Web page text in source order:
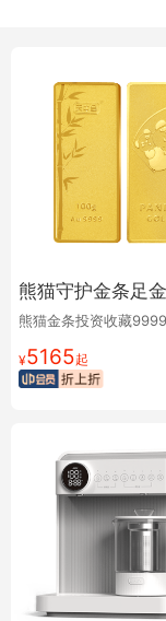
熊猫守护金条足金
熊猫金条投资收藏
¥5165起